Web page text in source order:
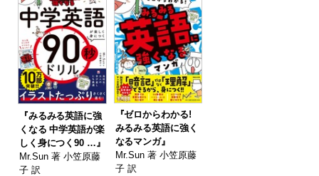
『みるみる英語に強
くなる 中学英語が楽
しく身につく90 …』
Mr.Sun 著 小笠原藤
子 訳
『ゼロからわかる!
みるみる英語に強く
なるマンガ』
Mr.Sun 著 小笠原藤
子 訳